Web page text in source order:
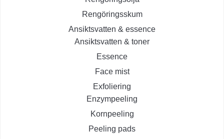
Rengöringsskum
Ansiktsvatten & essence
Ansiktsvatten & toner
Essence
Face mist
Exfoliering
Enzympeeling
Kornpeeling
Peeling pads